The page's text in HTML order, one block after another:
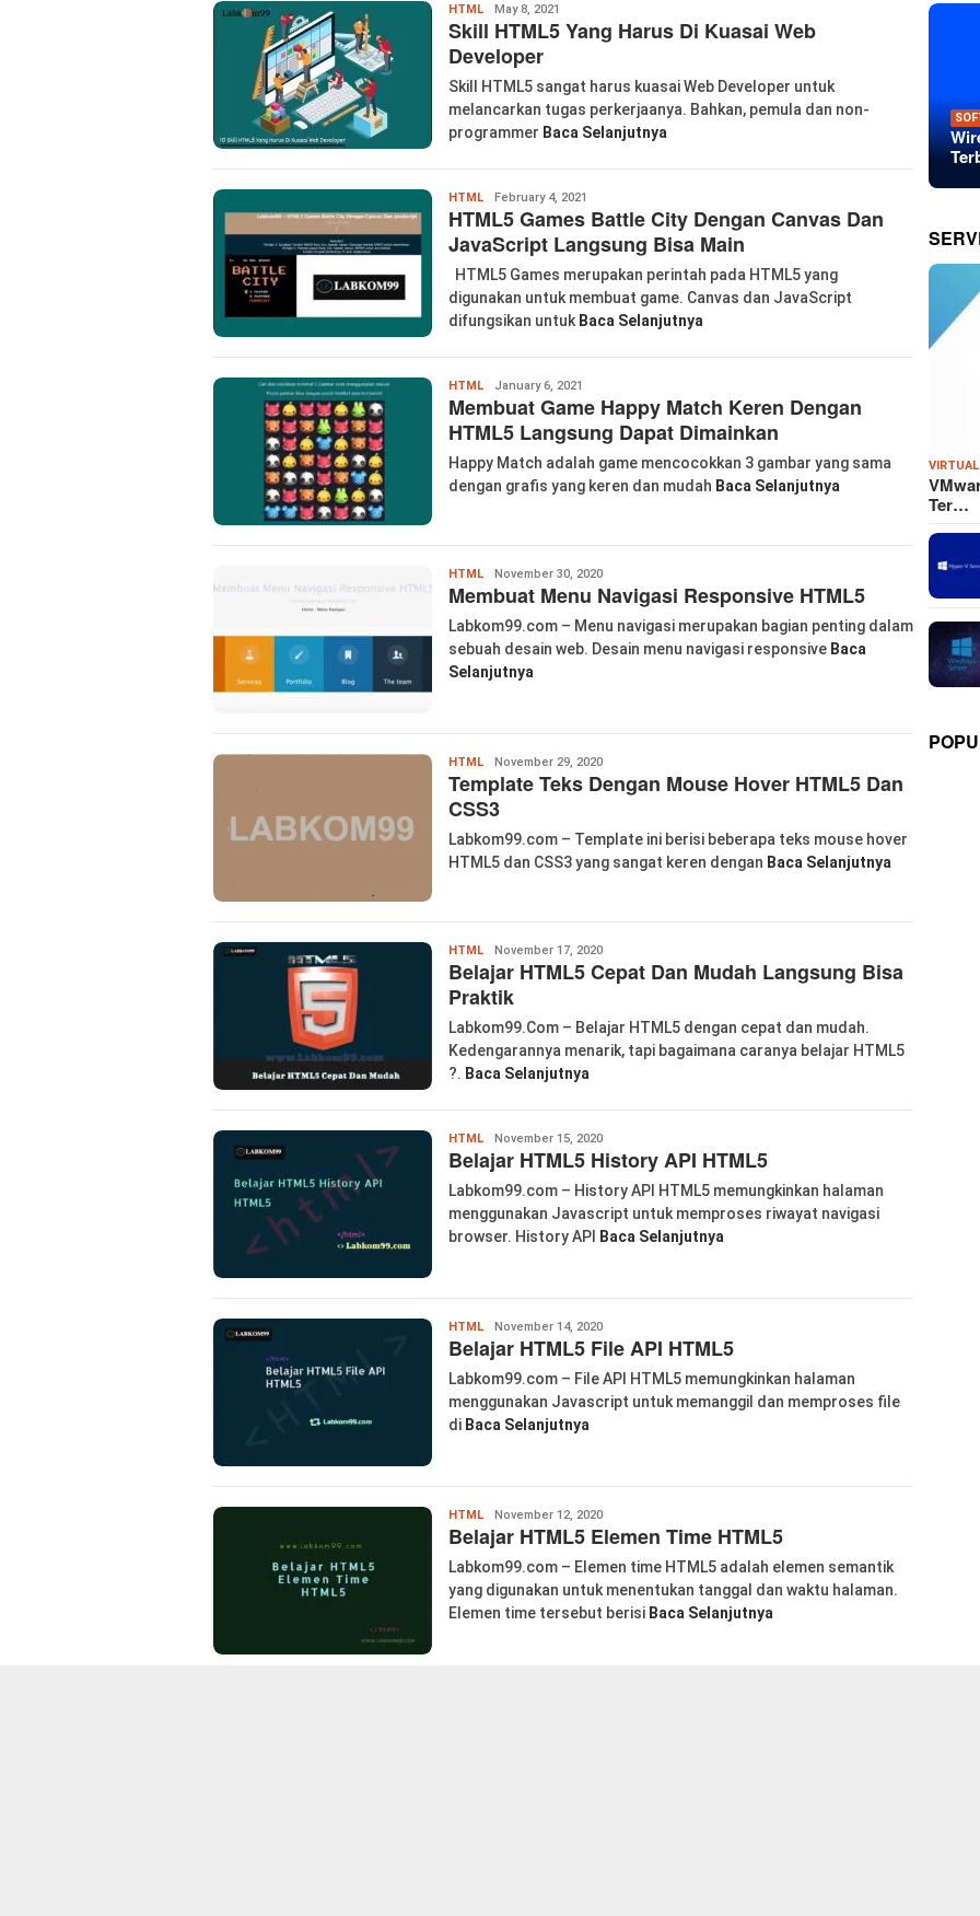
HTMLWanglu
Piao
May 8, 2021
Skill HTML5 Yang Harus Di Kuasai Web
Developer
Skill HTML5 sangat harus kuasai Web Developer untuk
melancarkan tugas perkerjaanya. Bahkan, pemula dan non-
programmer Baca Selanjutnya
HTMLlabkom99
February 4, 2021
HTML5 Games Battle City Dengan Canvas Dan
JavaScript Langsung Bisa Main
HTML5 Games merupakan perintah pada HTML5 yang
digunakan untuk membuat game. Canvas dan JavaScript
difungsikan untuk Baca Selanjutnya
HTMLlabkom99
January 6, 2021
Membuat Game Happy Match Keren Dengan
HTML5 Langsung Dapat Dimainkan
Happy Match adalah game mencocokkan 3 gambar yang sama
dengan grafis yang keren dan mudah Baca Selanjutnya
HTMLlabkom99
November 30, 2020
Membuat Menu Navigasi Responsive HTML5
Labkom99.com – Menu navigasi merupakan bagian penting dalam
sebuah desain web. Desain menu navigasi responsive Baca
Selanjutnya
HTMLlabkom99
November 29, 2020
Template Teks Dengan Mouse Hover HTML5 Dan
CSS3
Labkom99.com – Template ini berisi beberapa teks mouse hover
HTML5 dan CSS3 yang sangat keren dengan Baca Selanjutnya
HTMLlabkom99
November 17, 2020
Belajar HTML5 Cepat Dan Mudah Langsung Bisa
Praktik
Labkom99.Com – Belajar HTML5 dengan cepat dan mudah.
Kedengarannya menarik, tapi bagaimana caranya belajar HTML5
?. Baca Selanjutnya
HTMLlabkom99
November 15, 2020
Belajar HTML5 History API HTML5
Labkom99.com – History API HTML5 memungkinkan halaman
menggunakan Javascript untuk memproses riwayat navigasi
browser. History API
Baca Selanjutnya
HTMLlabkom99
November 14, 2020
Belajar HTML5 File API HTML5
Labkom99.com – File API HTML5 memungkinkan halaman
menggunakan Javascript untuk memanggil dan memproses file
di Baca Selanjutnya
HTMLlabkom99
November 12, 2020
Belajar HTML5 Elemen Time HTML5
Labkom99.com – Elemen time HTML5 adalah elemen semantik
yang digunakan untuk menentukan tanggal dan waktu halaman.
Elemen time tersebut berisi Baca Selanjutnya
VIRTUAL
Ter…